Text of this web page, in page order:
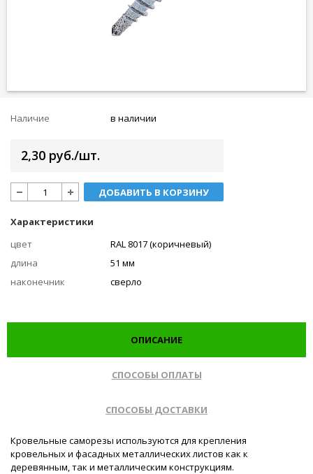
Наличие в наличии
2,30 руб./шт.
ДОБАВИТЬ В КОРЗИНУ
Характеристики
цвет
RAL 8017 (коричневый)
длина
51 мм
наконечник
сверло
ОПИСАНИЕ
СПОСОБЫ ОПЛАТЫ
СПОСОБЫ ДОСТАВКИ
Кровельные саморезы используются для крепления
кровельных и фасадных металлических листов как к
деревянным, так и металлическим конструкциям.